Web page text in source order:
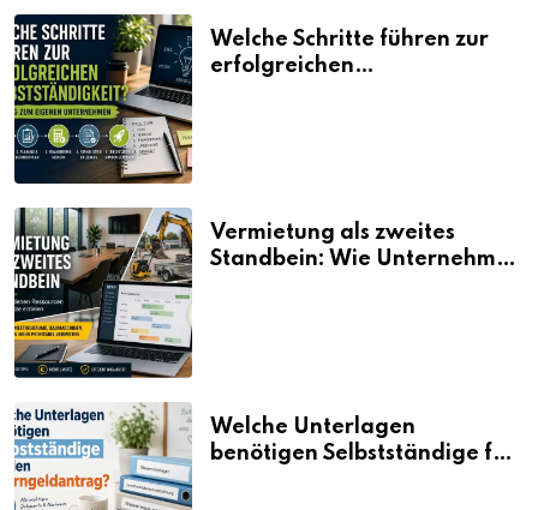
Welche Schritte führen zur
erfolgreichen
Vermietung als zweites
Standbein: Wie Unternehmen
Welche Unterlagen
benötigen Selbstständige für